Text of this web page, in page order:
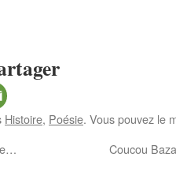
Histoire, Poésie. Vous pouvez le
Coucou